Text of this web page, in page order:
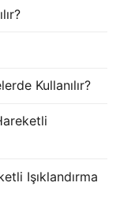
Kullanılır?
Işıklandırma